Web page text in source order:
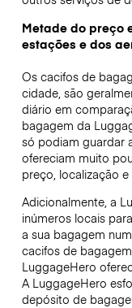
Metade do preço
estações e dos
Os cacifos de
cidade, são
diário em
bagagem da
só podiam guardar
ofereciam muito
preço, localização
Adicionalmente, a
inúmeros locais
a sua bagagem
cacifos de
LuggageHero
A LuggageHero
depósito de